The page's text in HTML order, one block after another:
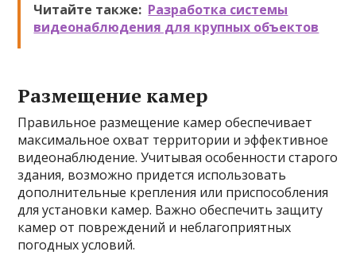
Читайте также: Разработка системы
видеонаблюдения для крупных объектов
Размещение камер
Правильное размещение камер обеспечивает
максимальное охват территории и эффективное
видеонаблюдение. Учитывая особенности старого
здания, возможно придется использовать
дополнительные крепления или приспособления
для установки камер. Важно обеспечить защиту
камер от повреждений и неблагоприятных
погодных условий.